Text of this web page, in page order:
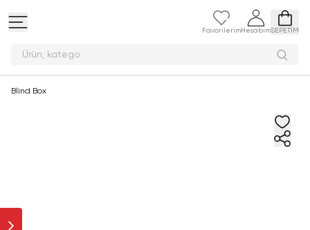
Favorilerim HesabımSEPETİM
Ürün,
Blind Box